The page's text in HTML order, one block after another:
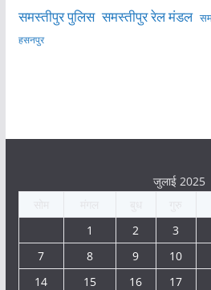
समस्तीपुर पुलिस समस्तीपुर रेल मंडल
हसनपुर
जुलाई 2025
1
2 3
7
8 9 10
14
15 16 17